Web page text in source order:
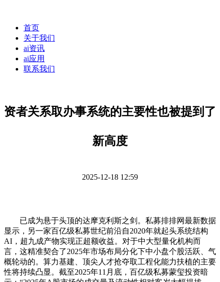
首页
关于我们
ai资讯
ai应用
联系我们
资者关系取办事系统的主要性也被提到了
新高度
2025-12-18 12:59
已成为悬于头顶的达摩克利斯之剑。私募排排网最新数据
显示，另一家百亿级私募世纪前沿自2020年就起头系统结构
AI，超九成产物实现正超额收益。对于中大型量化机构而
言，这精准契合了2025年市场布局分化下中小盘个股活跃、气
概轮动的。算力基建、顶尖人才抢夺取工程化能力扶植的主要
性将持续凸显。截至2025年11月底，百亿级私募蒙玺投资暗